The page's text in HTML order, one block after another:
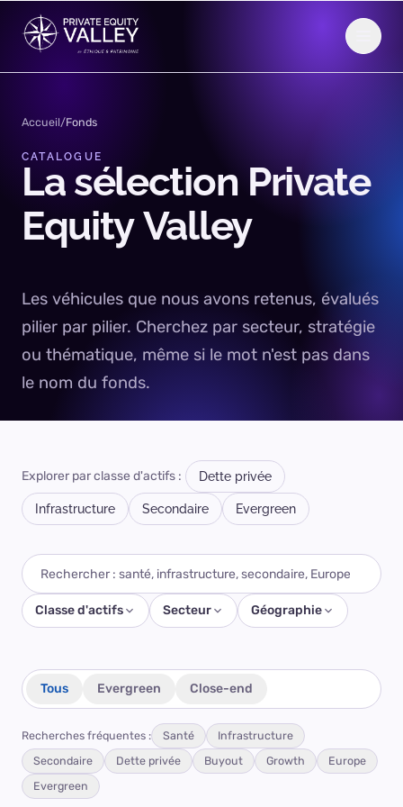
Aller au contenu
Accueil/Fonds
CATALOGUE
La sélection Private
EquityValley
Les véhicules que nous avons retenus, évalués
pilier par pilier. Cherchez par secteur, stratégie
ou thématique, même si le mot n'est pas dans
le nom du fonds.
Explorer par classe d'actifs : Dette privée
Infrastructure Secondaire Evergreen
Classe d'actifs Secteur Géographie
Tous Evergreen Close-end
Recherches fréquentes : Santé
Infrastructure
Secondaire
Dette privée Buyout Growth
Europe
Evergreen
SCHRODERS CAPITAL